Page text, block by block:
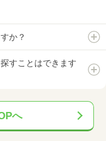
か？
すことはできます
へ